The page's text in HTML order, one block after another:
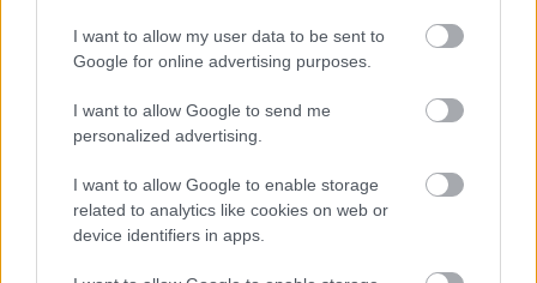
I want to allow my user data to be sent to
Google for online advertising purposes.
I want to allow Google to send me
personalized advertising.
I want to allow Google to enable storage
related to analytics like cookies on web or
device identifiers in apps.
uzskatīt par
biedējošiem
kārtībā